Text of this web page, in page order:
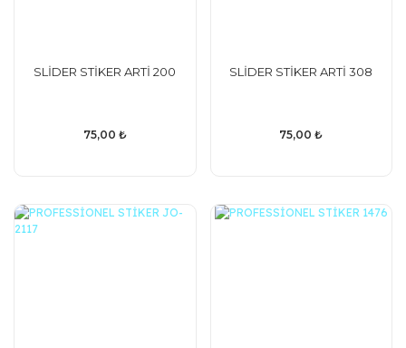
SLİDER STİKER ARTİ 200
75,00 ₺
SLİDER STİKER ARTİ 308
75,00 ₺